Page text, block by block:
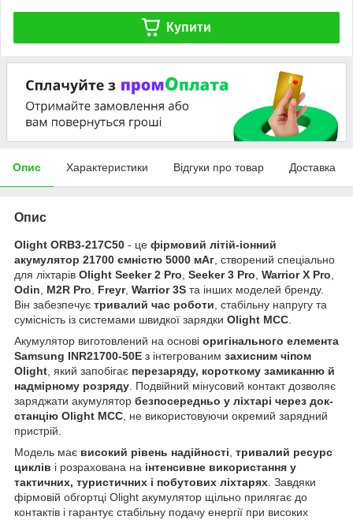
Купити
Опис Характеристики Відгуки про товар Доставка
Опис
Olight ORB3-217C50 - це фірмовий літій-іонний
акумулятор 21700 ємністю 5000 мАг, створений спеціально
для ліхтарів Olight Seeker 2 Pro, Seeker 3 Pro, Warrior X Pro,
Odin, M2R Pro, Freyr, Warrior 3S та інших моделей бренду.
Він забезпечує тривалий час роботи, стабільну напругу та
сумісність із системами швидкої зарядки Olight MCC.
Акумулятор виготовлений на основі оригінального елемента
Samsung INR21700-50E з інтегрованим захисним чіпом
Olight, який запобігає перезаряду, короткому замиканню й
надмірному розряду. Подвійний мінусовий контакт дозволяє
заряджати акумулятор безпосередньо у ліхтарі через док-
станцію Olight MCC, не використовуючи окремий зарядний
пристрій.
Модель має високий рівень надійності, тривалий ресурс
циклів і розрахована на інтенсивне використання у
тактичних, туристичних і побутових ліхтарях. Завдяки
фірмовій обгортці Olight акумулятор щільно прилягає до
контактів і гарантує стабільну подачу енергії при високих